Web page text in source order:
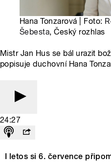
Hana Tonzarová | Foto:
Šebesta, Český rozhlas
Mistr Jan Hus se bál urazit
popisuje duchovní Hana
24:27
I letos si 6. července